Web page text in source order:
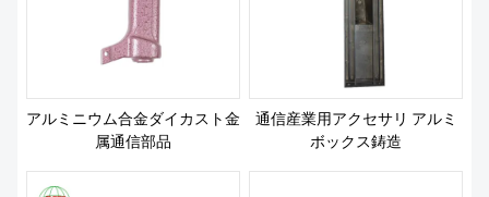
私たちについて
アルミニウム合金ダイカスト金
属通信部品
通信産業用アクセサリ アルミ
ボックス鋳造